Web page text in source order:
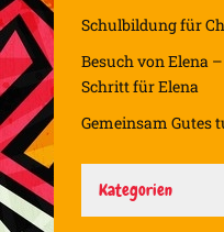
Schulbildung für
Besuch von Elena
Schritt für Elena
Gemeinsam Gutes
Kategorien